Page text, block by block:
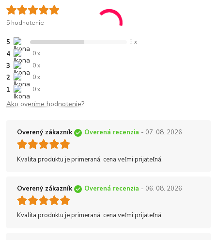
5 hodnotenie
5 5 x
4 0 x
3 0 x
2 0 x
1 0 x
Ako overíme hodnotenie?
Overený zákazník Overená recenzia - 07. 08. 2026
Kvalita produktu je primeraná, cena veľmi prijateľná.
Overený zákazník Overená recenzia - 06. 08. 2026
Kvalita produktu je primeraná, cena veľmi prijateľná.